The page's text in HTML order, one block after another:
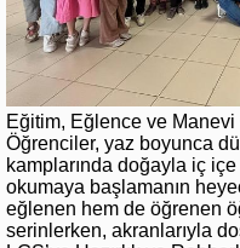
Eğitim, Eğlence ve
Öğrenciler, yaz boyunca
kamplarında doğayla iç
okumaya başlamanın
eğlenen hem de öğrenen
serinlerken, akranlarıyla